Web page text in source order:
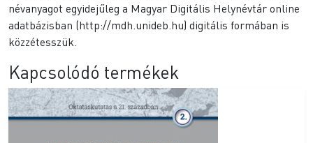
névanyagot egyidejűleg a Magyar Digitális Helynévtár online
adatbázisban (http://mdh.unideb.hu) digitális formában is
közzétesszük.
Kapcsolódó termékek